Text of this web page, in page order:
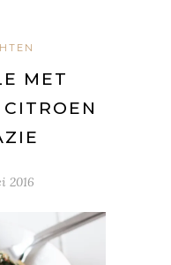
MET
2016